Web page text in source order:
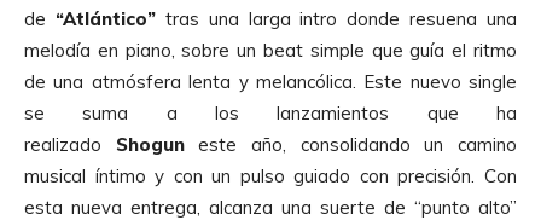
de “Atlántico”tras una larga intro donde resuena una
melodía en piano, sobre un beat simple que guía el ritmo
de una atmósfera lenta y melancólica. Este nuevo single
se suma a los lanzamientos que ha
realizado Shoguneste año, consolidando un camino
musical íntimo y con un pulso guiado con precisión. Con
esta nueva entrega, alcanza una suerte de “punto alto”